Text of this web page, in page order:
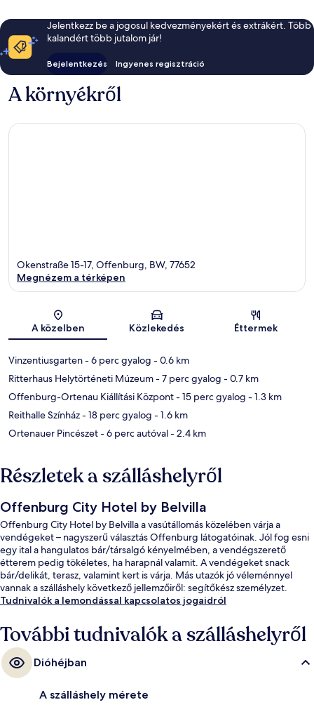
Jelentkezz be a jogosul kedvezményekért és extrákért. Több
kalandért több jutalom jár!
Bejelentkezés Ingyenes regisztráció
A környékről
Térkép
Okenstraße 15-17, Offenburg, BW, 77652
Megnézem a térképen
A közelben Közlekedés Éttermek
Vinzentiusgarten- 6 perc gyalog - 0.6 km
Ritterhaus Helytörténeti Múzeum- 7 perc gyalog - 0.7 km
Offenburg-Ortenau Kiállítási Központ- 15 perc gyalog - 1.3 km
Reithalle Színház- 18 perc gyalog - 1.6 km
Ortenauer Pincészet- 6 perc autóval- 2.4 km
Részletek a szálláshelyről
Offenburg City Hotel by Belvilla
Offenburg City Hotel by Belvilla a vasútállomás közelében várja a
vendégeket – nagyszerű választás Offenburg látogatóinak. Jól fog esni
egy ital a hangulatos bár/társalgó kényelmében, a vendégszerető
étterem pedig tökéletes, ha harapnál valamit. A vendégeket snack
bár/delikát, terasz, valamint kert is várja. Más utazók jó véleménnyel
vannak a szálláshely következő jellemzőiről: segítőkész személyzet.
Tudnivalók a lemondással kapcsolatos jogaidról
További tudnivalók a szálláshelyről
Dióhéjban
A szálláshely mérete